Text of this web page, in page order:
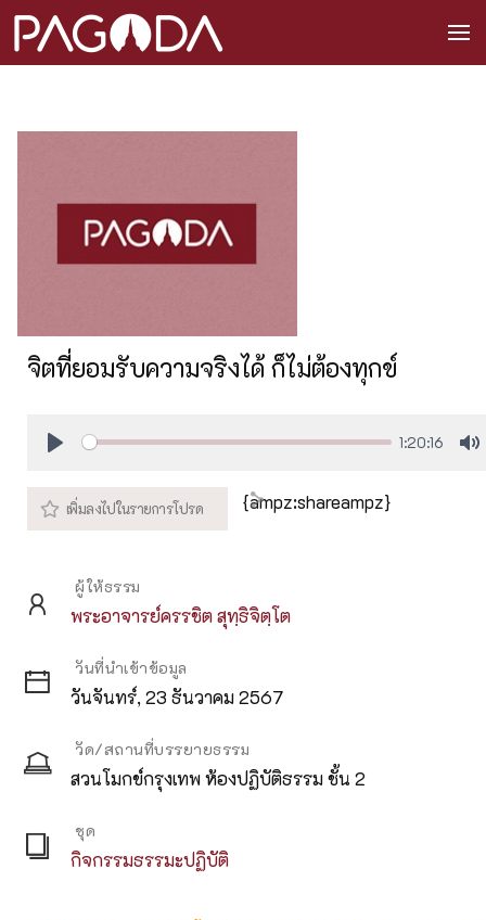
จิตที่ยอมรับความจริงได้ ก็ไม่ต้องทุกข์
1:20:16
{ampz:shareampz}
ผู้ให้ธรรม
พระอาจารย์ครรชิต สุทฺธิจิตฺโต
วันที่นำเข้าข้อมูล
วันจันทร์, 23 ธันวาคม 2567
วัด/สถานที่บรรยายธรรม
สวนโมกข์กรุงเทพ ห้องปฏิบัติธรรม ชั้น 2
ชุด
กิจกรรมธรรมะปฏิบัติ